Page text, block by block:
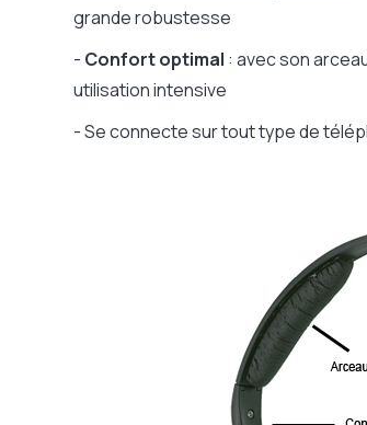
grande robustesse
- Confort optimal : avec son
utilisation intensive
- Se connecte sur tout type de